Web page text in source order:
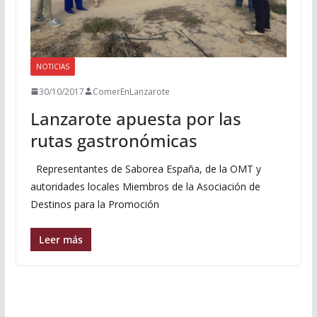
NOTICIAS
30/10/2017 ComerEnLanzarote
Lanzarote apuesta por las
rutas gastronómicas
Representantes de Saborea España, de la OMT y
autoridades locales Miembros de la Asociación de
Destinos para la Promoción
Leer más